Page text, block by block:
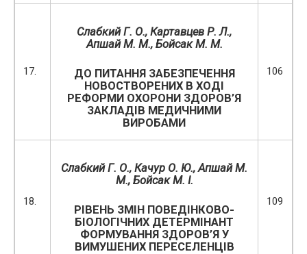
17.
Слабкий Г. О., Картавцев Р. Л.,
Апшай М. М., Бойсак М. М.
ДО ПИТАННЯ ЗАБЕЗПЕЧЕННЯ
НОВОСТВОРЕНИХ В ХОДІ
РЕФОРМИ ОХОРОНИ ЗДОРОВ’Я
ЗАКЛАДІВ МЕДИЧНИМИ
ВИРОБАМИ
106
18.
Слабкий Г. О., Качур О. Ю., Апшай М.
М., Бойсак М. І.
РІВЕНЬ ЗМІН ПОВЕДІНКОВО-
БІОЛОГІЧНИХ ДЕТЕРМІНАНТ
ФОРМУВАННЯ ЗДОРОВ’Я У
ВИМУШЕНИХ ПЕРЕСЕЛЕНЦІВ
109